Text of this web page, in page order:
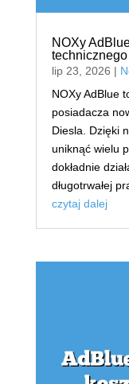
NOXy
technicznego
lip 23, 2026 |
NOXy AdBlue
posiadacza
Diesla. Dzięki
uniknąć wielu
dokładnie
długotrwałej
czytaj dalej